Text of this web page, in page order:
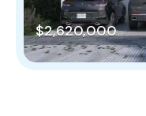
$2,620,000